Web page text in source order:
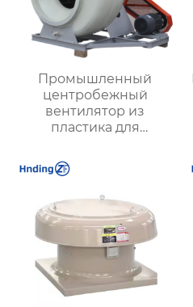
Промышленный
центробежный
вентилятор из
пластика для